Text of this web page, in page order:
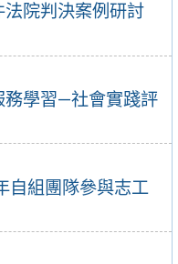
法院判決案例研討
務學習—社會實踐評
自組團隊參與志工